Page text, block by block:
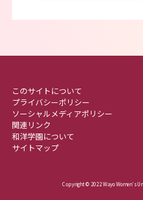
このサイトについて
プライバシーポリシー
ソーシャルメディアポリシー
関連リンク
和洋学園について
サイトマップ
Copyright © 2022 Wayo Women's